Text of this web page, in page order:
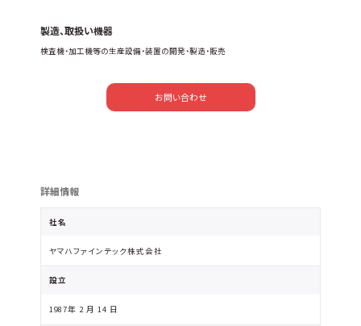
製造、取扱い機器
検査機・加工機等の生産設備・装置の開発・製造・販売
お問い合わせ
詳細情報
社名
ヤマハファインテック株式会社
設立
1987年 2 月 14 日